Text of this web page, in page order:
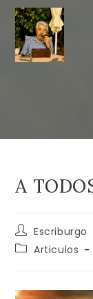
contenido
A
Autor
de
la
Escriburgo
Categoría
entrada:
Articulos